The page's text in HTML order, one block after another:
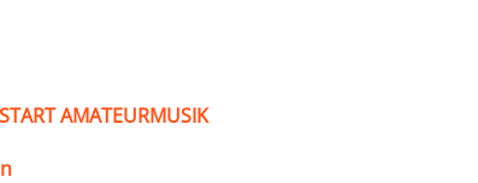
AMATEURMUSIK